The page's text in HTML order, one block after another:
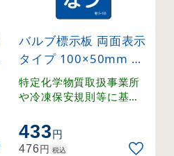
バルブ標示板 両面表示
タイプ 100×50mm 修
理中 バルブあけるな (
166028)
特定化学物質取扱事業所
や冷凍保安規則等に基づ
に最適な標示板です。
433円
476円 税込